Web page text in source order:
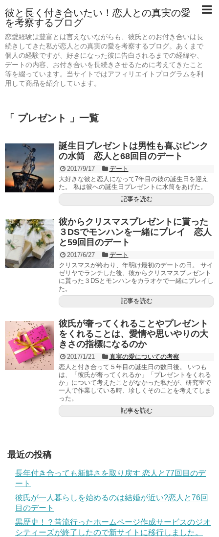
彼と長く付き合いたい！恋人との真実の愛
を考察するブログ
恋愛経験は豊富とは言えないながらも、彼氏とのお付き合いは長
続きしてきた私が恋人との真実の愛を考察するブログ。あくまで
個人の経験ですが、好きになった彼に告白されるまでの経緯や、
デートの内容、お付き合いを長続きさせるために考えてきたこと
等を綴っています。当サイトではアフィリエイトプログラムを利
用して商品を紹介しています。
「 プレゼント 」一覧
誕生日プレゼントは男性も喜ぶピンク
の水筒 恋人と68回目のデート
2017/9/17
デート
大好きな彼と恋人になって7年目の彼の誕生日を迎え
た。 私は彼への誕生日プレゼントに水筒をあげた。
記事を読む
彼からクリスマスプレゼントに貰った
３DSでモンハンを一緒にプレイ 恋人
と59回目のデート
2017/6/27
デート
クリスマスが終わり、年明け最初のデートの日。 サイ
ゼリヤでランチした後、彼からクリスマスプレゼント
に貰った３DSとモンハンをカラオケで一緒にプレイし
た。
記事を読む
彼氏が奢ってくれることやプレゼント
をくれることは、愛情や思いやりの大
きさの指標になるのか
2017/1/21
真実の愛についての考察
恋人と付き合って５年目の誕生日の数日後。 いつも
は、「彼氏が奢ってくれるか」「プレゼントをくれる
か」について考えたことがなかった私だが、研究室で
一人で作業している時、珍しくそのことを考えてしま
った。
記事を読む
最近の投稿
長年付き合っても新鮮さを取り戻す 恋人と77回目のデ
ート
彼氏が一人暮らしを始めるのは結婚が近い?恋人と76回
目のデート
黒歴史！？昔流行ったホームページ作成サービスのジオ
シティーズが終了したので新サイトに移行しました。